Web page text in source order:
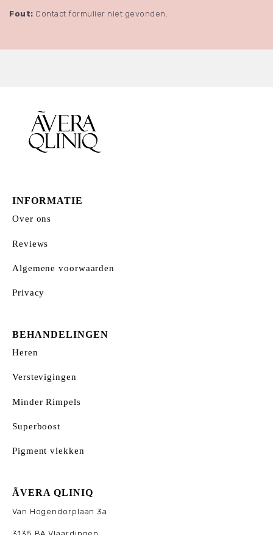
Fout: Contact formulier niet gevonden.
INFORMATIE
Over ons
Reviews
Algemene voorwaarden
Privacy
BEHANDELINGEN
Heren
Verstevigingen
Minder Rimpels
Superboost
Pigment vlekken
ÃVERA QLINIQ
Van Hogendorplaan 3a